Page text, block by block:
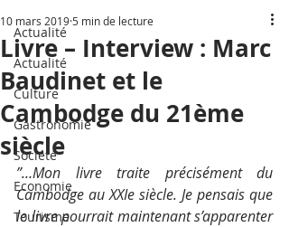
Actualité
Actualité
Culture
Gastronomie
Société
Economie
Tourisme
Livre – Interview : Marc
Baudinet et le
Cambodge du 21ème
siècle
10 mars 2019 5 min de lecture
”…Mon livre traite précisément du
Cambodge au XXIe siècle. Je pensais que
le livre pourrait maintenant s’apparenter